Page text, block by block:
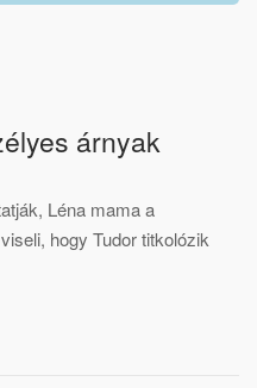
árnyak
Léna mama a
hogy Tudor titkolózik